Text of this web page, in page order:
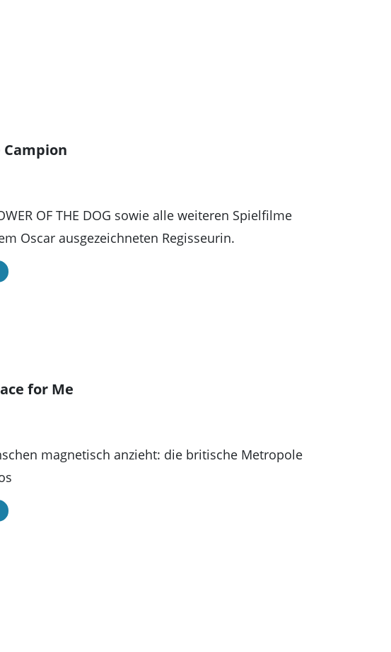
Campion
OF THE DOG sowie alle weiteren Spielfilme
Oscar ausgezeichneten Regisseurin.
for Me
magnetisch anzieht: die britische Metropole